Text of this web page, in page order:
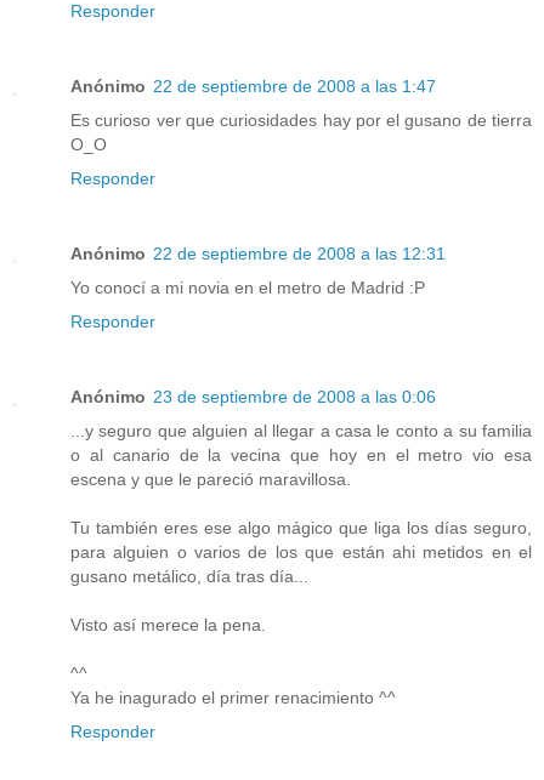
Responder
Anónimo 22 de septiembre de 2008 a las 1:47
Es curioso ver que curiosidades hay por el gusano de tierra
O_O
Responder
Anónimo 22 de septiembre de 2008 a las 12:31
Yo conocí a mi novia en el metro de Madrid :P
Responder
Anónimo 23 de septiembre de 2008 a las 0:06
...y seguro que alguien al llegar a casa le conto a su familia
o al canario de la vecina que hoy en el metro vio esa
escena y que le pareció maravillosa.
Tu también eres ese algo mágico que liga los días seguro,
para alguien o varios de los que están ahi metidos en el
gusano metálico, día tras día...
Visto así merece la pena.
^^
Ya he inagurado el primer renacimiento ^^
Responder